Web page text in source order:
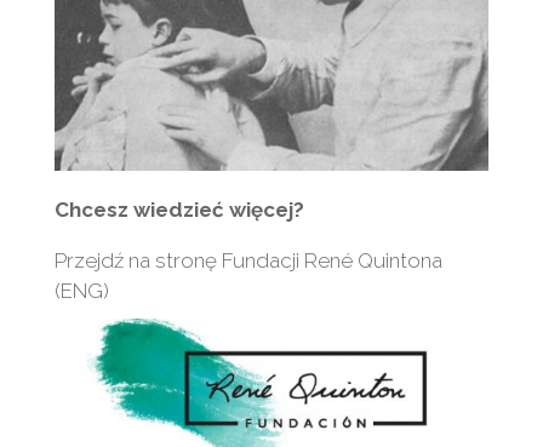
Chcesz wiedzieć więcej?
Przejdź na stronę Fundacji René Quintona
(ENG)